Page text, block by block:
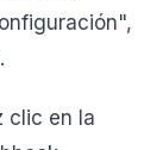
clic en la